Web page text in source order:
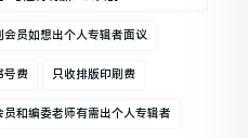
会员如想出个人专辑者面议
号费 只收排版印刷费
员和编委老师有需出个人专辑者